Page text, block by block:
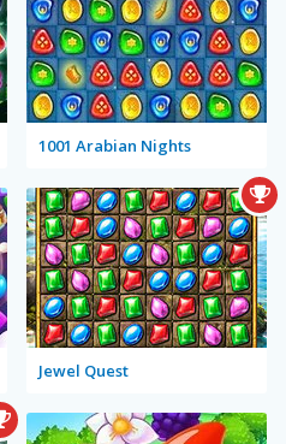
1001 Arabian Nights
Jewel Quest